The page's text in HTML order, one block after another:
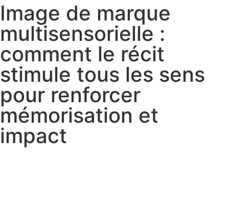
Image de marque
multisensorielle :
comment le récit
stimule tous les sens
pour renforcer
mémorisation et
impact